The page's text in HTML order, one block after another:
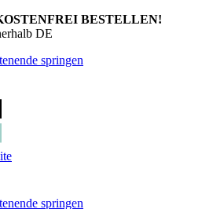
BESTELLEN!
DE
springen
springen